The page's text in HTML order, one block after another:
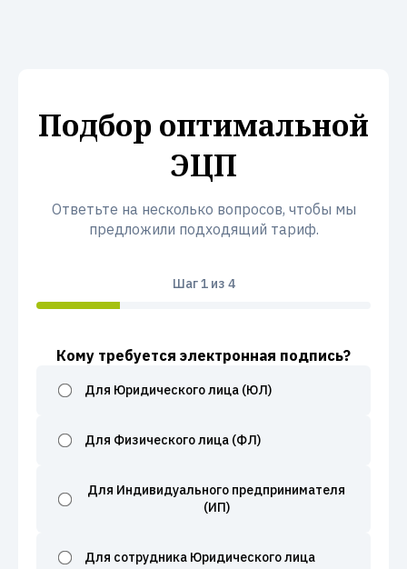
Подбор оптимальной
ЭЦП
Ответьте на несколько вопросов, чтобы мы
предложили подходящий тариф.
Шаг1из 4
Кому требуется электронная подпись?
Для Юридического лица (ЮЛ)
Для Физического лица (ФЛ)
Для Индивидуального предпринимателя
(ИП)
Для сотрудника Юридического лица